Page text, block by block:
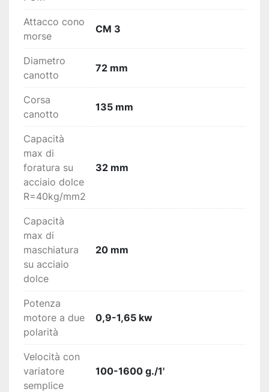
Attacco cono
morse
CM 3
Diametro
canotto
72 mm
Corsa
canotto
135 mm
Capacità
max di
foratura su
acciaio dolce
R=40kg/mm2
32 mm
Capacità
max di
maschiatura
su acciaio
dolce
20 mm
Potenza
motore a due
polarità
0,9-1,65 kw
Velocità con
variatore
semplice
100-1600 g./1'